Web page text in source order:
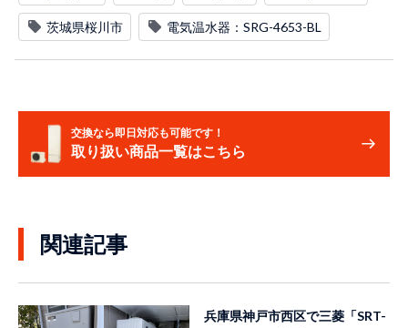
茨城県桜川市 電気温水器：SRG-4653-BL
交換なら即日対応も可能です！
取り扱い商品一覧はこちら
関連記事
兵庫県神戸市西区で三菱「SRT-